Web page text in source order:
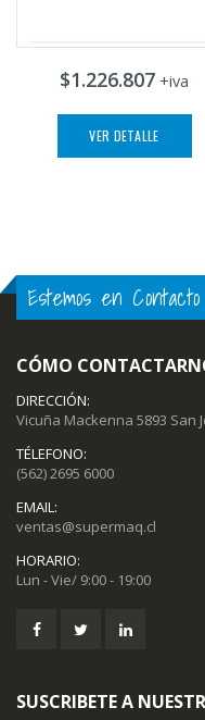
$1.226.807 +iva
VER DETALLE
Estemos en Contacto
CÓMO
DIRECCIÓN:
Vicuña Mackenna 5893 San
TÉLEFONO:
(562) 2695 6000
EMAIL:
ventas@supermaq.cl
HORARIO:
Lun - Vie/ 9:00 - 19:00
SUSCRIBETE A